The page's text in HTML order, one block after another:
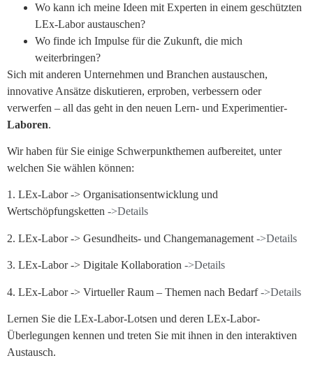
Wo kann ich meine Ideen mit Experten in einem geschützten
LEx-Labor austauschen?
Wo finde ich Impulse für die Zukunft, die mich
weiterbringen?
Sich mit anderen Unternehmen und Branchen austauschen,
innovative Ansätze diskutieren, erproben, verbessern oder
verwerfen – all das geht in den neuen Lern- und Experimentier-
Laboren.
Wir haben für Sie einige Schwerpunkthemen aufbereitet, unter
welchen Sie wählen können:
1. LEx-Labor -> Organisationsentwicklung und
Wertschöpfungsketten ->Details
2. LEx-Labor -> Gesundheits- und Changemanagement ->Details
3. LEx-Labor -> Digitale Kollaboration ->Details
4. LEx-Labor -> Virtueller Raum – Themen nach Bedarf->Details
Lernen Sie die LEx-Labor-Lotsen und deren LEx-Labor-
Überlegungen kennen und treten Sie mit ihnen in den interaktiven
Austausch.